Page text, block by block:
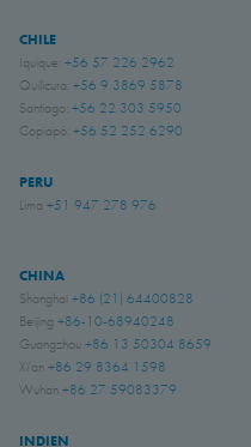
CHILE
Iquique: +56 57 226 2962
Quilicura: +56 9 3869 5878
Santiago: +56 22 303 5950
Copiapó: +56 52 252 6290
PERU
Lima +51 947 278 976
CHINA
Shanghai +86 (21) 64400828
Beijing +86-10-68940248
Guangzhou +86 13 50304 8659
Xi'an +86 29 8364 1598
Wuhan +86 27 59083379
INDIEN